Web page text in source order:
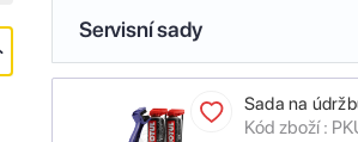
Servisní sady
Sada na
Kód zboží :